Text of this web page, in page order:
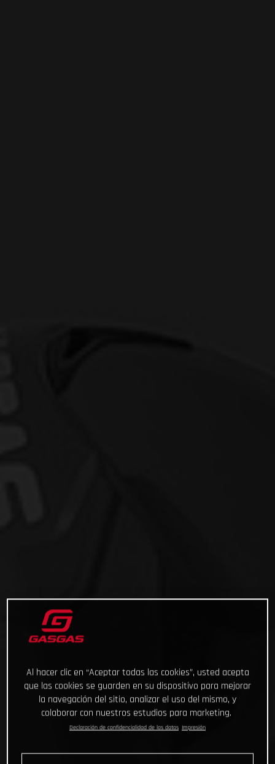
Al hacer clic en “Aceptar todas las cookies”, usted acepta
que las cookies se guarden en su dispositivo para mejorar
la navegación del sitio, analizar el uso del mismo, y
colaborar con nuestros estudios para marketing.
Declaración de confidencialidad de los datos Impresión